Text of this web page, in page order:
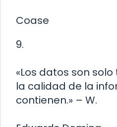
Coase
9.
«Los datos son
la calidad de la
contienen.» – W.